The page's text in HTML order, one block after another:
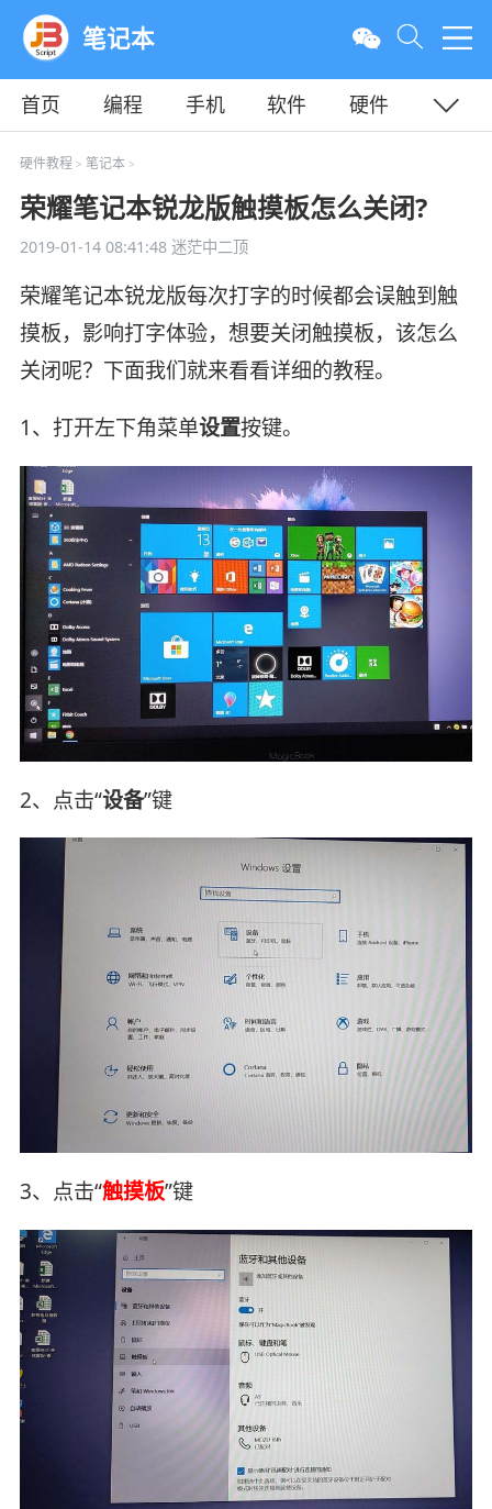
笔记本
首页 编程 手机 软件
硬件
教程
平面
硬件教程 > 笔记本>
荣耀笔记本锐龙版触摸板怎么关闭?
2019-01-14 08:41:48迷茫中二顶
荣耀笔记本锐龙版每次打字的时候都会误触到触
摸板，影响打字体验，想要关闭触摸板，该怎么
关闭呢？下面我们就来看看详细的教程。
1、打开左下角菜单设置按键。
2、点击“设备”键
3、点击“触摸板”键